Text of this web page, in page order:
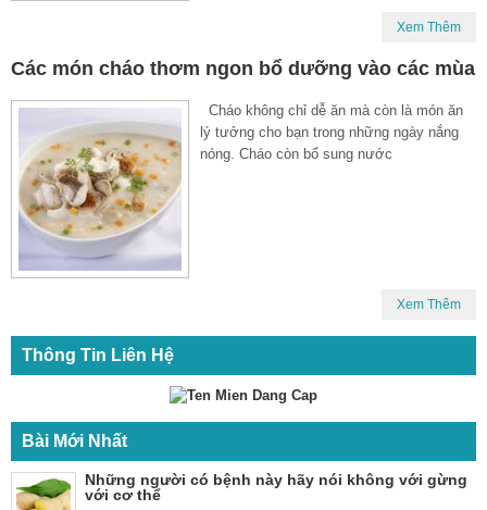
Xem Thêm
Các món cháo thơm ngon bổ dưỡng vào các mùa
Cháo không chỉ dễ ăn mà còn là món ăn
lý tưởng cho bạn trong những ngày nắng
nóng. Cháo còn bổ sung nước
Xem Thêm
Thông Tin Liên Hệ
Bài Mới Nhất
Những người có bệnh này hãy nói không với gừng
với cơ thể